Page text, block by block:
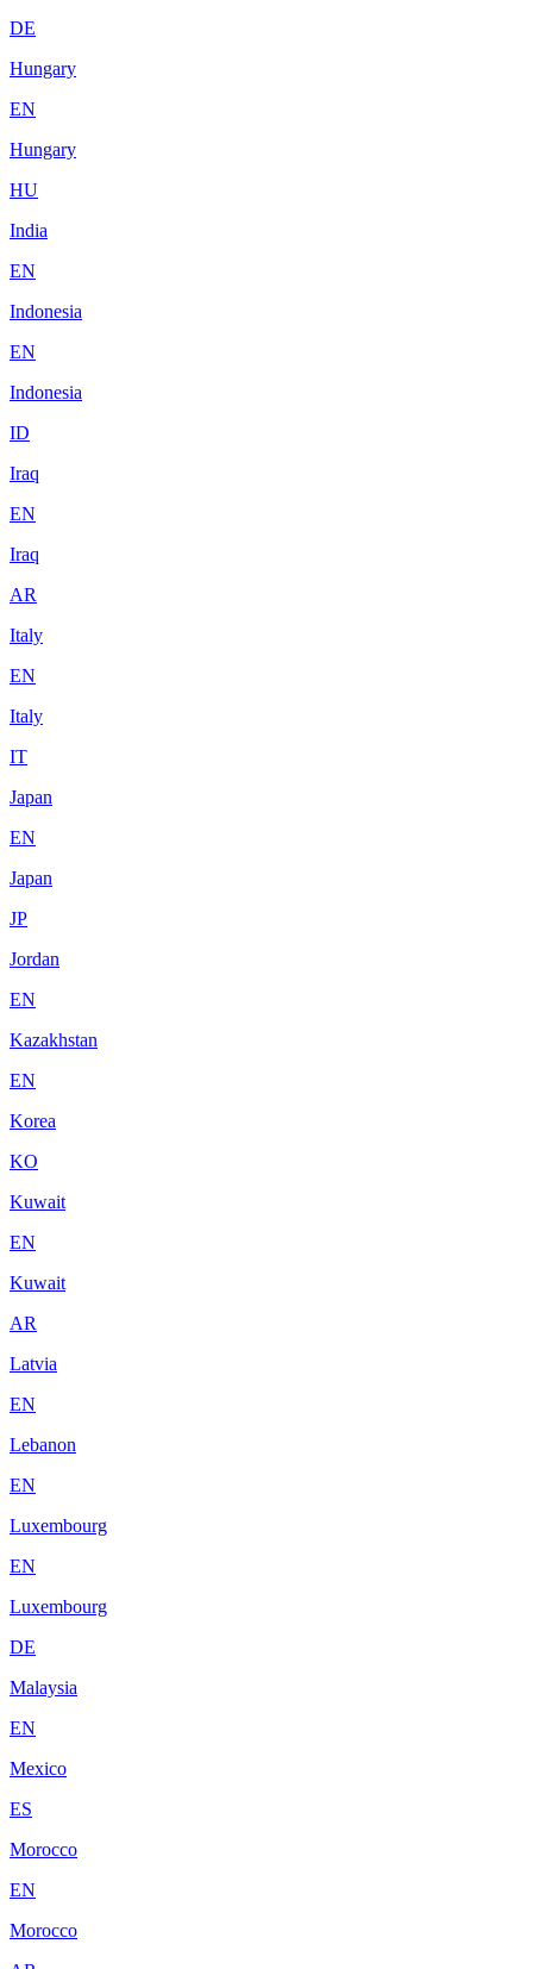
DE
Hungary
EN
Hungary
HU
India
EN
Indonesia
EN
Indonesia
ID
Iraq
EN
Iraq
AR
Italy
EN
Italy
IT
Japan
EN
Japan
JP
Jordan
EN
Kazakhstan
EN
Korea
KO
Kuwait
EN
Kuwait
AR
Latvia
EN
Lebanon
EN
Luxembourg
EN
Luxembourg
DE
Malaysia
EN
Mexico
ES
Morocco
EN
Morocco